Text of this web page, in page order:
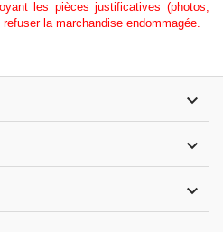
les pièces justificatives (photos,
la marchandise endommagée.


